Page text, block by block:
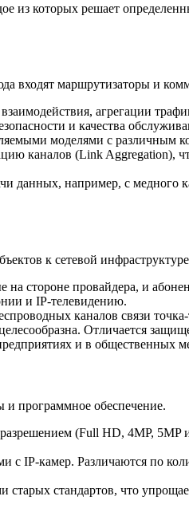
которых решает
входят маршрутизаторы и
агрегации
и качества
моделями с различным
каналов (Link Aggregation),
данных, например, с медного
к сетевой
стороне провайдера, и
и IP-телевидению.
каналов связи
Отличается
и в общественных
и программное обеспечение.
(Full HD, 4MP,
с IP-камер. Различаются по
старых стандартов, что